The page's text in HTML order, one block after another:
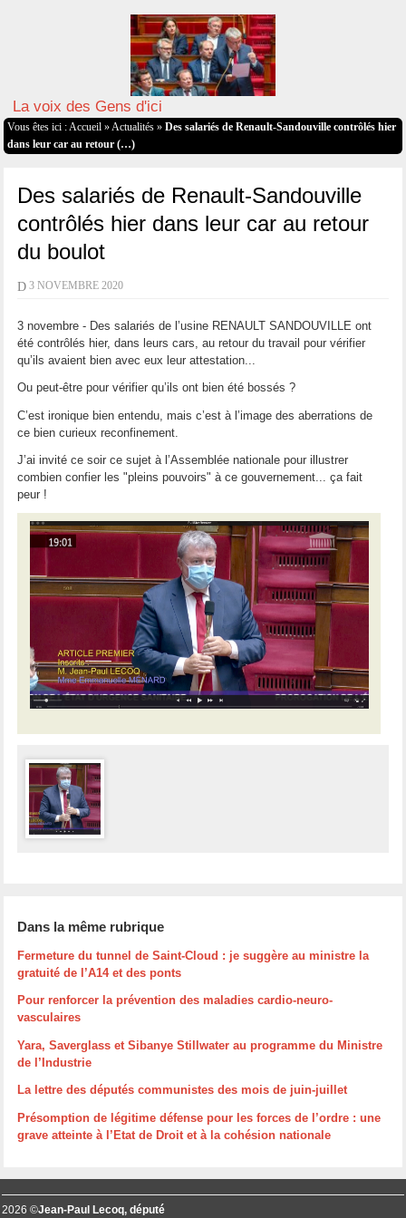
La voix des Gens d'ici
Vous êtes ici : Accueil » Actualités» Des salariés de Renault-Sandouville contrôlés hier
dans leur car au retour (…)
Des salariés de Renault-Sandouville
contrôlés hier dans leur car au retour
du boulot
D 3 NOVEMBRE 2020
3 novembre - Des salariés de l’usine RENAULT SANDOUVILLE ont
été contrôlés hier, dans leurs cars, au retour du travail pour vérifier
qu’ils avaient bien avec eux leur attestation...
Ou peut-être pour vérifier qu’ils ont bien été bossés ?
C’est ironique bien entendu, mais c’est à l’image des aberrations de
ce bien curieux reconfinement.
J’ai invité ce soir ce sujet à l’Assemblée nationale pour illustrer
combien confier les "pleins pouvoirs" à ce gouvernement... ça fait
peur !
Dans la même rubrique
Fermeture du tunnel de Saint-Cloud : je suggère au ministre la
gratuité de l’A14 et des ponts
Pour renforcer la prévention des maladies cardio-neuro-
vasculaires
Yara, Saverglass et Sibanye Stillwater au programme du Ministre
de l’Industrie
La lettre des députés communistes des mois de juin-juillet
Présomption de légitime défense pour les forces de l’ordre : une
grave atteinte à l’Etat de Droit et à la cohésion nationale
2026 ©Jean-Paul Lecoq, député